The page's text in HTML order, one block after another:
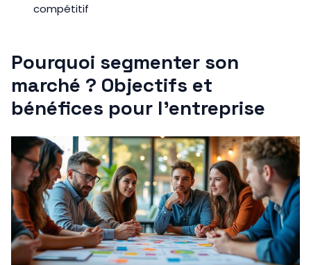
compétitif
Pourquoi segmenter son
marché ? Objectifs et
bénéfices pour l’entreprise